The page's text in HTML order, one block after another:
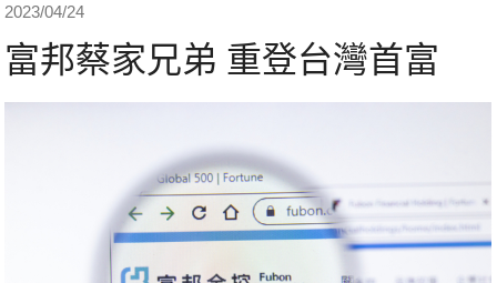
2023/04/24
富邦蔡家兄弟 重登台灣首富